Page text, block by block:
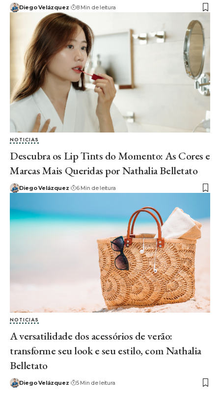
Diego Velázquez 8 Min de leitura
NOTICIAS
Descubra os Lip Tints do Momento: As Cores e
Marcas Mais Queridas por Nathalia Belletato
Diego Velázquez 6 Min de leitura
NOTICIAS
A versatilidade dos acessórios de verão:
transforme seu look e seu estilo, com Nathalia
Belletato
Diego Velázquez 5 Min de leitura